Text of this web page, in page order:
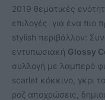
2019 θεματικές
επιλογές για ένα πιο
stylish περιβάλλον:
εντυπωσιακή Glossy
συλλογή με λαμπερό
scarlet κόκκινο, γκρι
ροζ αποχρώσεις,